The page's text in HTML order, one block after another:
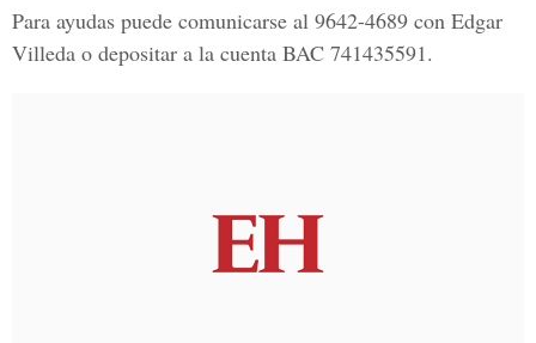
Para ayudas puede comunicarse al 9642-4689 con Edgar
Villeda o depositar a la cuenta BAC 741435591.